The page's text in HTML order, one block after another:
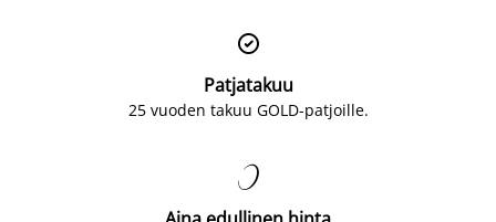

Patjatakuu
25 vuoden takuu GOLD-patjoille.
